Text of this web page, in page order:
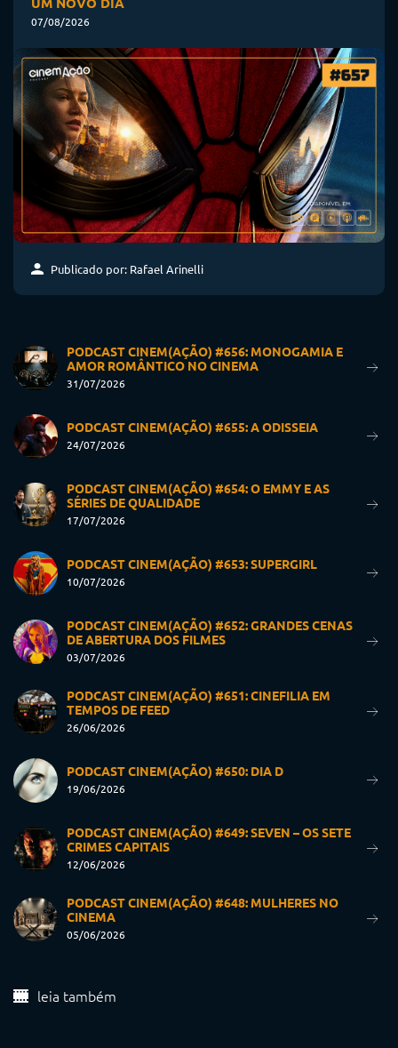
07/08/2026
Publicado por: Rafael Arinelli
PODCAST CINEM(AÇÃO) #656: MONOGAMIA E
AMOR ROMÂNTICO NO CINEMA
31/07/2026
PODCAST CINEM(AÇÃO) #655: A ODISSEIA
24/07/2026
PODCAST CINEM(AÇÃO) #654: O EMMY E AS
SÉRIES DE QUALIDADE
17/07/2026
PODCAST CINEM(AÇÃO) #653: SUPERGIRL
10/07/2026
PODCAST CINEM(AÇÃO) #652: GRANDES CENAS
DE ABERTURA DOS FILMES
03/07/2026
PODCAST CINEM(AÇÃO) #651: CINEFILIA EM
TEMPOS DE FEED
26/06/2026
PODCAST CINEM(AÇÃO) #650: DIA D
19/06/2026
PODCAST CINEM(AÇÃO) #649: SEVEN – OS SETE
CRIMES CAPITAIS
12/06/2026
PODCAST CINEM(AÇÃO) #648: MULHERES NO
CINEMA
05/06/2026
leia também